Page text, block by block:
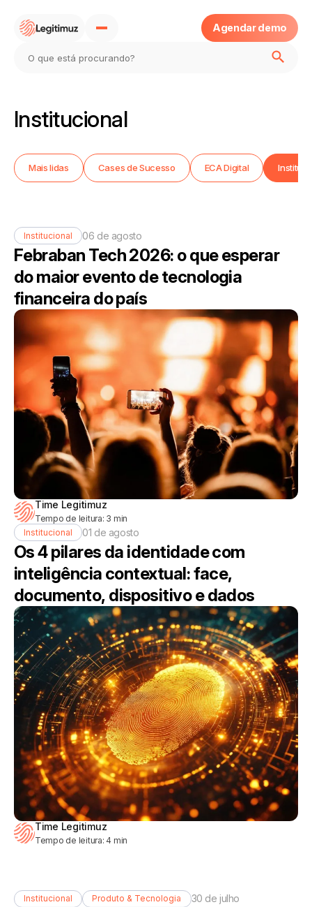
Agendar demo
Home
Sobre
Blog
Eca Digital
Institucional
Mais lidas Cases de Sucesso ECA Digital
Institucional 06 de agosto
Febraban Tech 2026: o que esperar
do maior evento de tecnologia
financeira do país
Time Legitimuz
Tempo de leitura: 3 min
Institucional
01 de agosto
Os 4 pilares da identidade com
inteligência contextual: face,
documento, dispositivo e dados
Time Legitimuz
Tempo de leitura: 4 min
Institucional Produto & Tecnologia 30 de julho